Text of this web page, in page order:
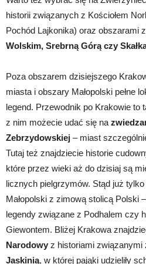
historii związanych z Kościołem
Pochód Lajkonika) oraz obszarami
Wolskim, Srebrną Górą czy
Poza obszarem dzisiejszego
miasta i obszary Małopolski pełne
legend. Przewodnik po Krakowie to
z nim możecie udać się na
Zebrzydowskiej – miast
Tutaj też znajdziecie historie
które przez wieki aż do dzisiaj są
licznych pielgrzymów. Stąd już
Małopolski z zimową stolicą Polski
legendy związane z Podhalem czy
Giewontem. Bliżej Krakowa
Narodowy z historiami związanymi
Jaskinią, w której pająki udzieliły